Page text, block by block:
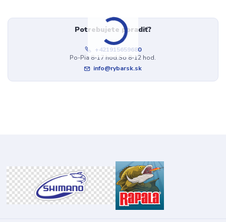
Potrebujete poradiť?
+421915659680
Po-Pia 8-17 hod.So 8-12 hod.
info@rybarsk.sk